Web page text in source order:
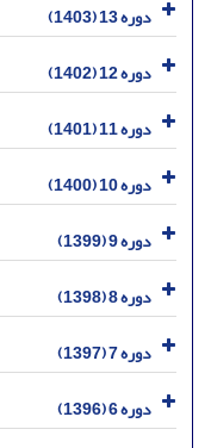
دوره 13 (1403)
دوره 12 (1402)
دوره 11 (1401)
دوره 10 (1400)
دوره 9 (1399)
دوره 8 (1398)
دوره 7 (1397)
دوره 6 (1396)